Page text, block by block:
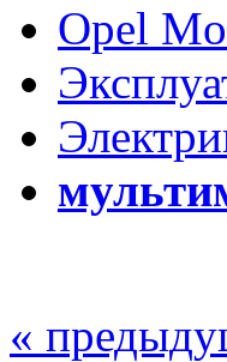
Opel
«